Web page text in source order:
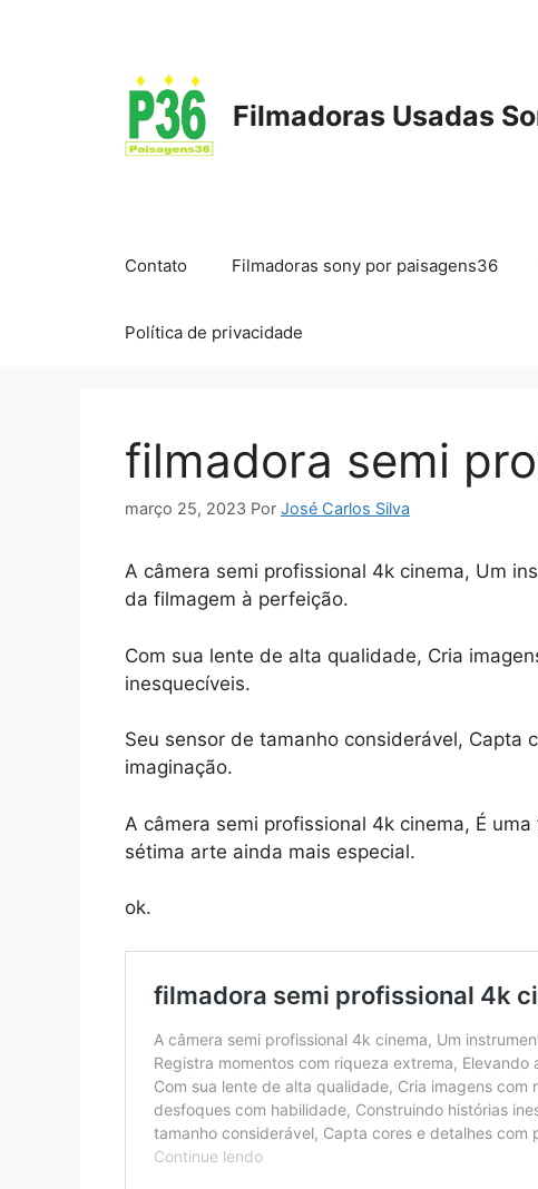
Filmadoras Usadas
Contato Filmadoras sony por paisagens36
Política de privacidade
filmadora semi
março 25, 2023 Por José Carlos Silva
A câmera semi profissional 4k cinema, Um
da filmagem à perfeição.
Com sua lente de alta qualidade, Cria
inesquecíveis.
Seu sensor de tamanho considerável, Capta
imaginação.
A câmera semi profissional 4k cinema, É
sétima arte ainda mais especial.
ok.